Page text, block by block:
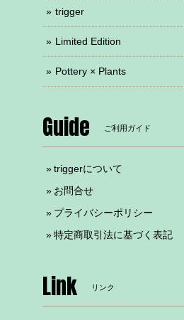
trigger
Limited Edition
Pottery × Plants
Guide ご利用ガイド
triggerについて
お問合せ
プライバシーポリシー
特定商取引法に基づく表記
Link リンク